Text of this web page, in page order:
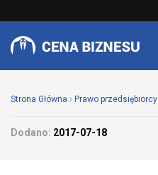
Strona Główna Prawo przedsiębiorcy
Dodano: 2017-07-18